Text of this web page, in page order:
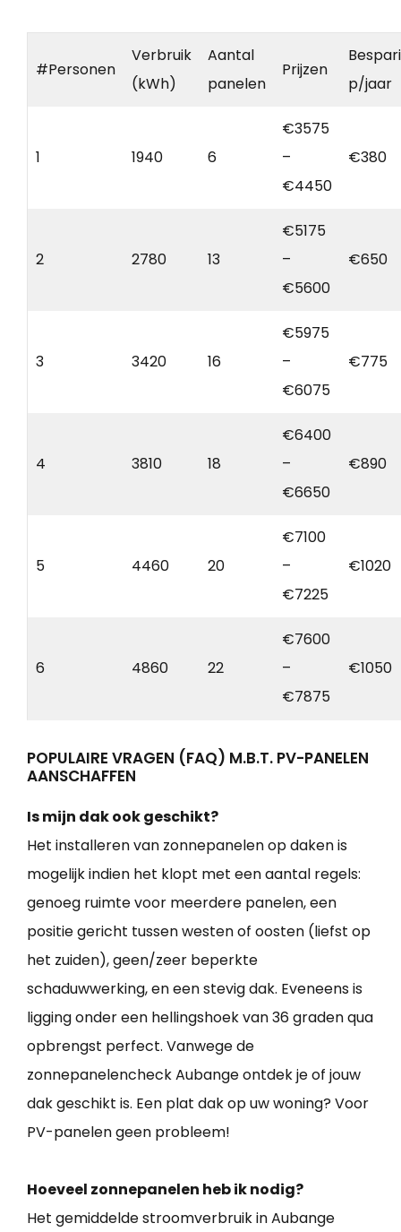
#Personen
Verbruik
(kWh)
Aantal
panelen
Prijzen
p/jaar
1 1940 6
€3575
–
€4450
€380
2 2780 13
€5175
–
€5600
€650
3 3420 16
€5975
–
€6075
€775
4 3810 18
€6400
–
€6650
€890
5 4460 20
€7100
–
€7225
€1020
6 4860 22
€7600
–
€7875
€1050
POPULAIRE VRAGEN (FAQ) M.B.T. PV-PANELEN
AANSCHAFFEN
Is mijn dak ook geschikt?
Het installeren van zonnepanelen op daken is
mogelijk indien het klopt met een aantal regels:
genoeg ruimte voor meerdere panelen, een
positie gericht tussen westen of oosten (liefst op
het zuiden), geen/zeer beperkte
schaduwwerking, en een stevig dak. Eveneens is
ligging onder een hellingshoek van 36 graden qua
opbrengst perfect. Vanwege de
zonnepanelencheck Aubange ontdek je of jouw
dak geschikt is. Een plat dak op uw woning? Voor
PV-panelen geen probleem!
Hoeveel zonnepanelen heb ik nodig?
Het gemiddelde stroomverbruik in Aubange